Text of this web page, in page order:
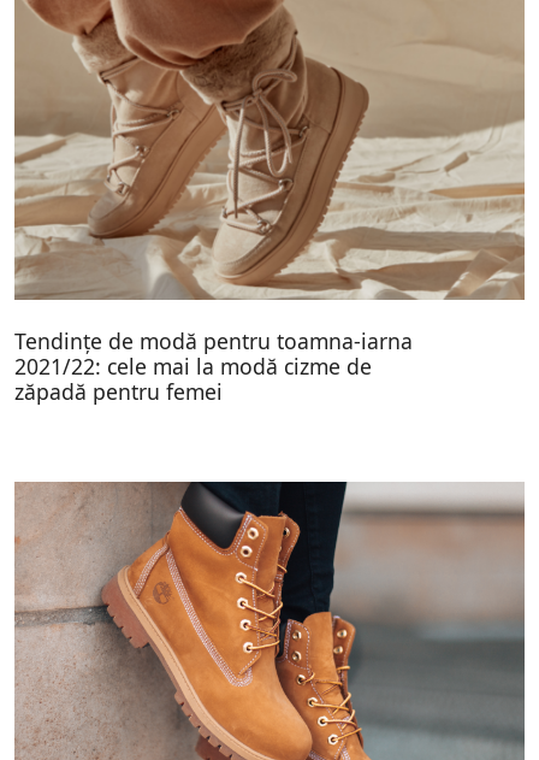
Tendințe de modă pentru toamna-iarna
2021/22: cele mai la modă cizme de
zăpadă pentru femei